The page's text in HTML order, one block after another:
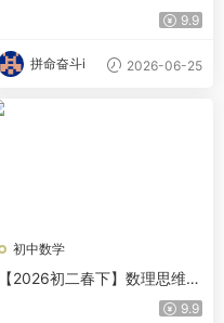
你填报高考志愿 选择比努力更
9.9
拼命奋斗i 2026-06-25
初中数学
【2026初二春下】数理思维自
9.9